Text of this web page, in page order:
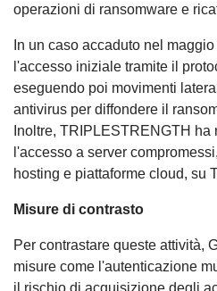
operazioni di ransomware e
In un caso accaduto nel
l'accesso iniziale tramite il
eseguendo poi movimenti
antivirus per diffondere il
Inoltre, TRIPLESTRENGTH
l'accesso a server
hosting e piattaforme cloud, su
Misure di contrasto
Per contrastare queste attività,
misure come l'autenticazione
il rischio di acquisizione degli